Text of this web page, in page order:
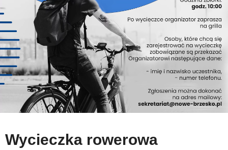
Wycieczka rowerowa